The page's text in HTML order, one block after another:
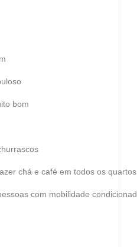
bom
chá e café em todos os quartos
com mobilidade